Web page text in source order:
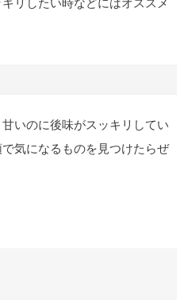
いのに後味がスッキリしてい
気になるものを見つけたらぜ